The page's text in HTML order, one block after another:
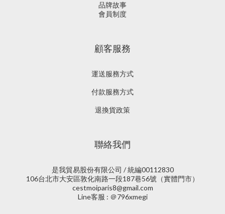
品牌故事
會員制度
顧客服務
運送服務方式
付款服務方式
退換貨政策
聯絡我們
是我貿易股份有限公司 / 統編00112830
106台北市大安區敦化南路一段187巷56號（實體門市）
cestmoiparis8@gmail.com
Line客服 : ＠796xmegi